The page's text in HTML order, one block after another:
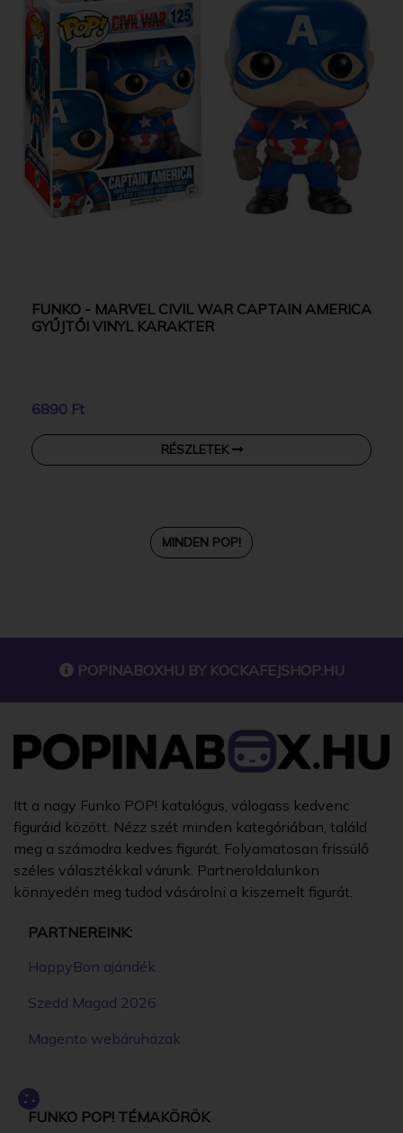
FUNKO - MARVEL CIVIL WAR CAPTAIN AMERICA
GYŰJTŐI VINYL KARAKTER
6890 Ft
RÉSZLETEK
MINDEN POP!
POPINABOXHU BY KOCKAFEJSHOP.HU
Itt a nagy Funko POP! katalógus, válogass kedvenc
figuráid között. Nézz szét minden kategóriában, találd
meg a számodra kedves figurát. Folyamatosan frissülő
széles választékkal várunk. Partneroldalunkon
könnyedén meg tudod vásárolni a kiszemelt figurát.
PARTNEREINK:
HappyBon ajándék
Szedd Magad 2026
Magento webáruházak
FUNKO POP! TÉMAKÖRÖK